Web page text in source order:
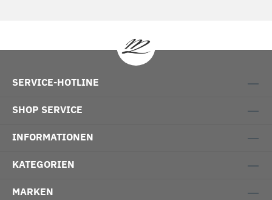
SERVICE-HOTLINE
SHOP SERVICE
INFORMATIONEN
KATEGORIEN
MARKEN